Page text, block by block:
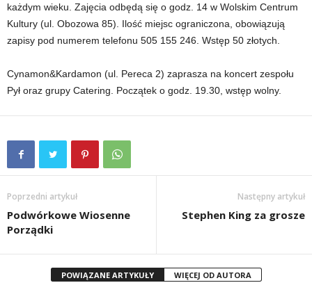
każdym wieku. Zajęcia odbędą się o godz. 14 w Wolskim Centrum
Kultury (ul. Obozowa 85). Ilość miejsc ograniczona, obowiązują
zapisy pod numerem telefonu 505 155 246. Wstęp 50 złotych.
Cynamon&Kardamon (ul. Pereca 2) zaprasza na koncert zespołu
Pył oraz grupy Catering. Początek o godz. 19.30, wstęp wolny.
Poprzedni artykuł
Podwórkowe Wiosenne
Porządki
Następny artykuł
Stephen King za grosze
POWIĄZANE ARTYKUŁY WIĘCEJ OD AUTORA